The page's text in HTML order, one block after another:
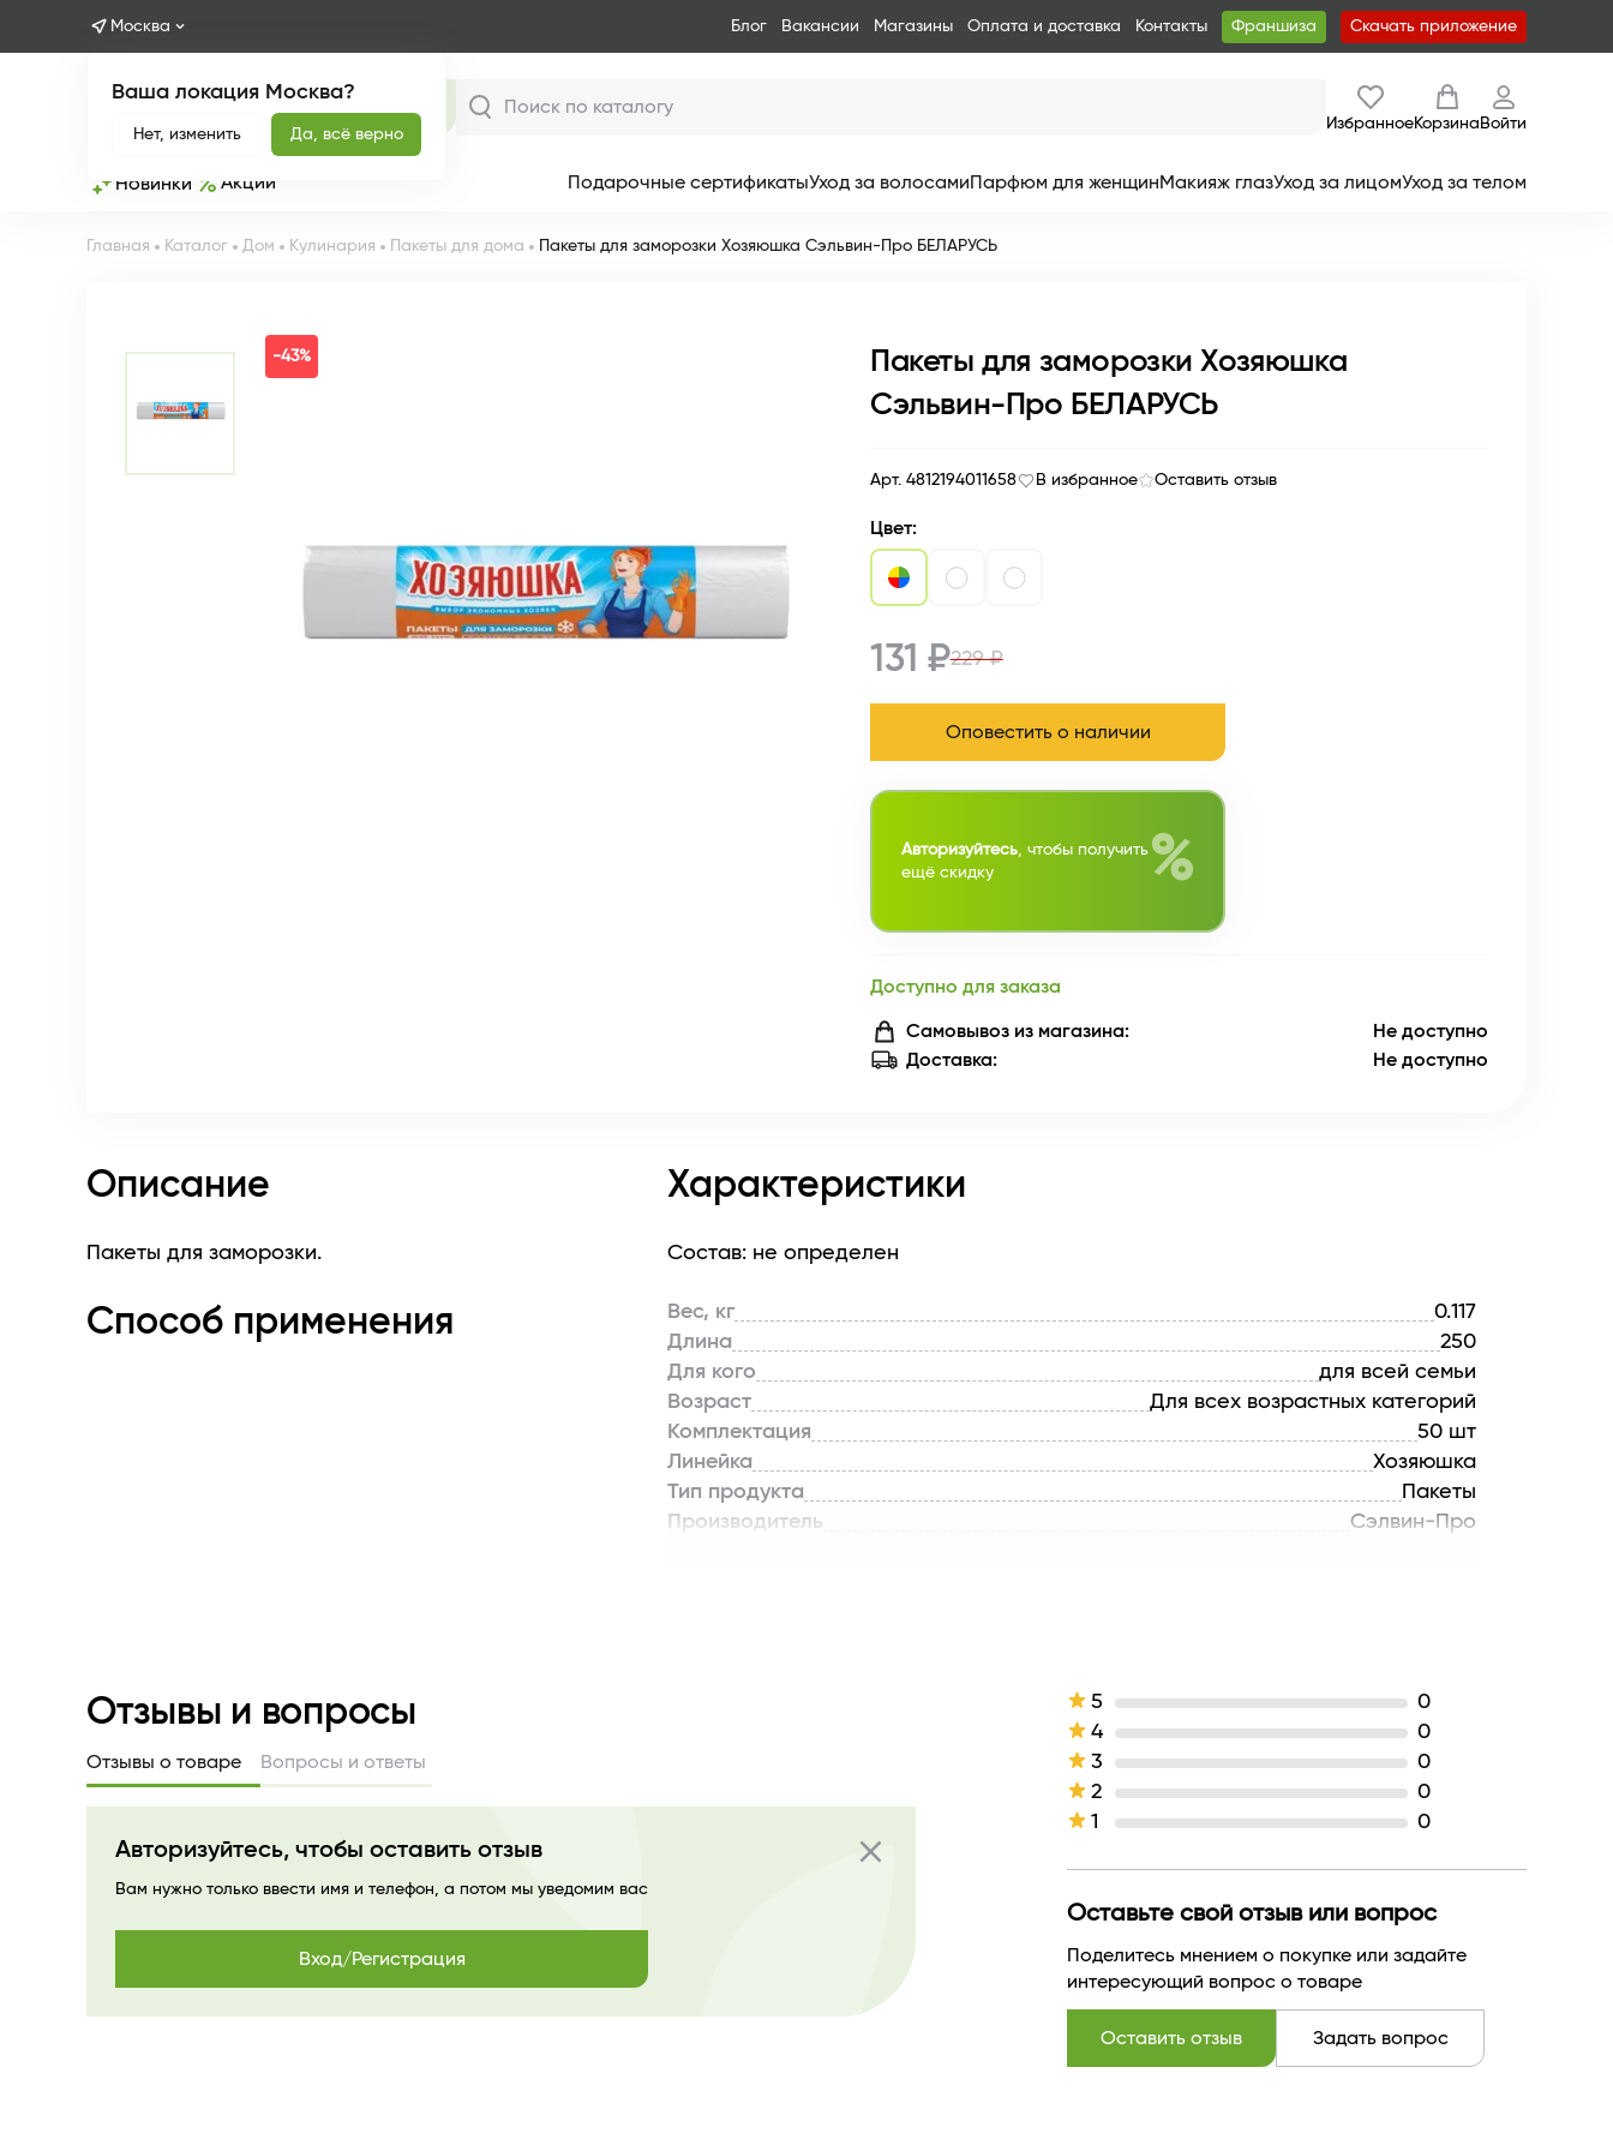
Москва Блог Вакансии Магазины Оплата и доставка Контакты Франшиза Скачать приложение
Ваша локация Москва?
Нет, изменить Да, всё верно
ИзбранноеКорзина Войти
Новинки Акции Подарочные сертификатыУход за волосамиПарфюм для женщинМакияж глазУход за лицомУход за телом
Главная Каталог Дом Кулинария Пакеты для дома Пакеты для заморозки Хозяюшка Сэльвин-Про БЕЛАРУСЬ
-43%
Пакеты для заморозки Хозяюшка
Сэльвин-Про БЕЛАРУСЬ
Арт. 4812194011658 В избранное Оставить отзыв
Цвет:
131 ₽229 ₽
Оповестить о наличии
Авторизуйтесь , чтобы получить
ещё скидку
%
Доступно для заказа
Самовывоз из магазина:
Не доступно
Доставка:
Не доступно
Описание
Пакеты для заморозки.
Способ применения
Характеристики
Состав: не определен
Вес, кг
0.117
Длина
250
Для кого
для всей семьи
Возраст
Для всех возрастных категорий
Комплектация
50 шт
Линейка
Хозяюшка
Тип продукта
Пакеты
Производитель
Сэлвин-Про
Отзывы и вопросы
Отзывы о товаре Вопросы и ответы
close
Авторизуйтесь, чтобы оставить отзыв
Вам нужно только ввести имя и телефон, а потом мы уведомим вас
Вход/Регистрация
5
0
4
0
3
0
2
0
1
0
Оставьте свой отзыв или вопрос
Поделитесь мнением о покупке или задайте
интересующий вопрос о товаре
Оставить отзыв Задать вопрос